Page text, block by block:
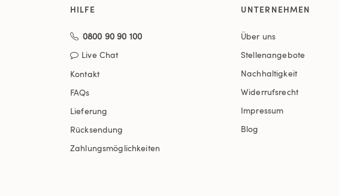
HILFE
0800 90 90 100
Live Chat
Kontakt
FAQs
Lieferung
Rücksendung
Zahlungsmöglichkeiten
UNTERNEHMEN
Über uns
Stellenangebote
Nachhaltigkeit
Widerrufsrecht
Impressum
Blog